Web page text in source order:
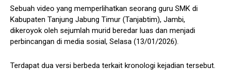
Sebuah video yang memperlihatkan seorang guru SMK di
Kabupaten Tanjung Jabung Timur (Tanjabtim), Jambi,
dikeroyok oleh sejumlah murid beredar luas dan menjadi
perbincangan di media sosial, Selasa (13/01/2026).
Terdapat dua versi berbeda terkait kronologi kejadian tersebut.